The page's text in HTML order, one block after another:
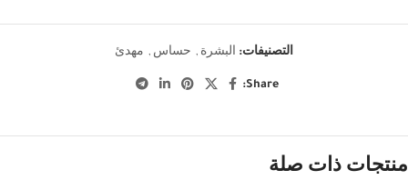
التصنيفات: البشرة , حساس , مهدئ
Share:
منتجات ذات صلة